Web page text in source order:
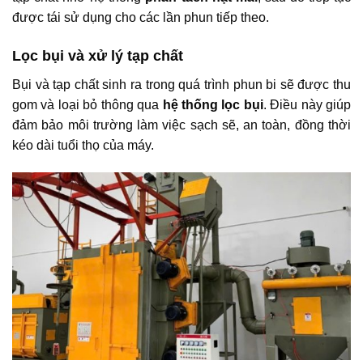
được tái sử dụng cho các lần phun tiếp theo.
Lọc bụi và xử lý tạp chất
Bụi và tạp chất sinh ra trong quá trình phun bi sẽ được thu
gom và loại bỏ thông qua hệ thống lọc bụi. Điều này giúp
đảm bảo môi trường làm việc sạch sẽ, an toàn, đồng thời
kéo dài tuổi thọ của máy.